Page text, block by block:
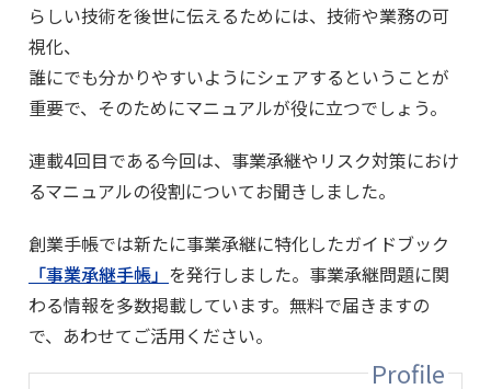
らしい技術を後世に伝えるためには、技術や業務の可
視化、
誰にでも分かりやすいようにシェアするということが
重要で、そのためにマニュアルが役に立つでしょう。
連載4回目である今回は、事業承継やリスク対策におけ
るマニュアルの役割についてお聞きしました。
創業手帳では新たに事業承継に特化したガイドブック
「事業承継手帳」 を発行しました。事業承継問題に関
わる情報を多数掲載しています。無料で届きますの
で、あわせてご活用ください。